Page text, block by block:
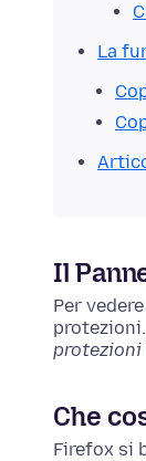
La
Il
Per
protezioni.
protezioni
Che
Firefox si